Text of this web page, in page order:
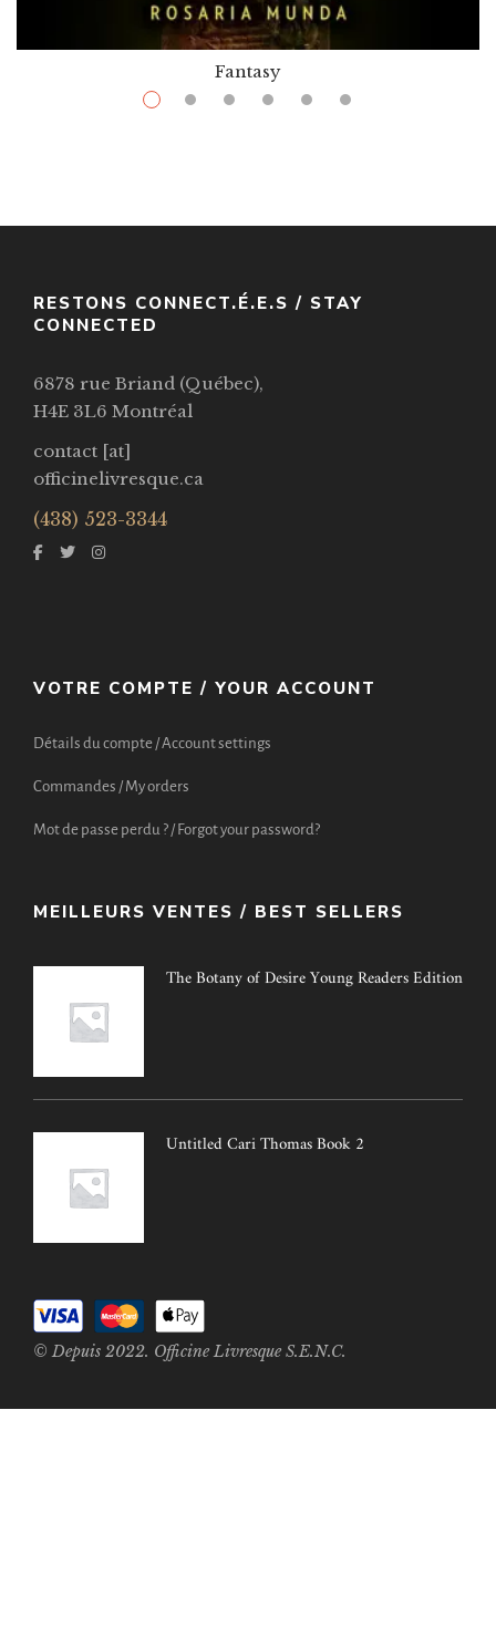
Fantasy
$ 11.99 $36.50
RESTONS CONNECT.É.E.S / STAY
CONNECTED
6878 rue Briand (Québec),
H4E 3L6 Montréal
contact [at]
officinelivresque.ca
(438) 523-3344
VOTRE COMPTE / YOUR ACCOUNT
Détails du compte / Account settings
Commandes / My orders
Mot de passe perdu ? / Forgot your password?
MEILLEURS VENTES / BEST SELLERS
The Botany of Desire Young Readers Edition
Untitled Cari Thomas Book 2
© Depuis 2022. Officine Livresque S.E.N.C.